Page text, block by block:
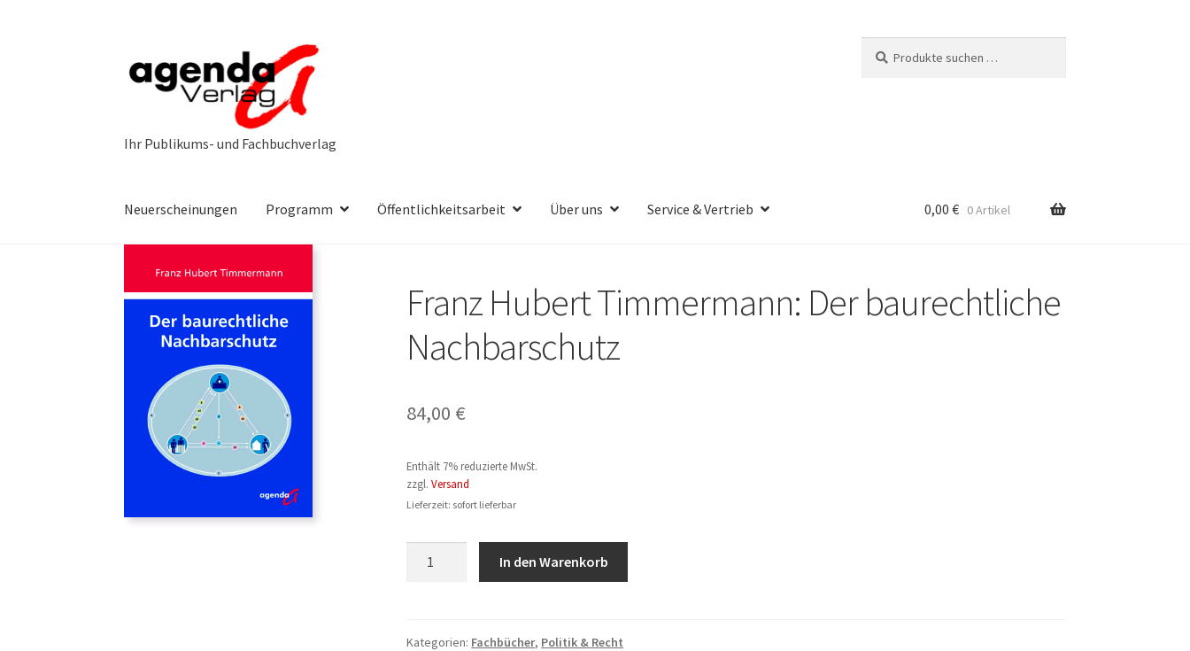
Navigation
springen
Inhalt
springen
nach:
Neuerscheinungen Programm Öffentlichkeitsarbeit Über uns Service & Vertrieb 0,00€ 0 Artikel
Franz Hubert Timmermann: Der baurechtliche
Nachbarschutz
84,00 €
Enthält 7% reduzierte MwSt.
zzgl.Versand
Lieferzeit: sofort lieferbar
baurechtliche
In den Warenkorb
Kategorien: Fachbücher, Politik & Recht